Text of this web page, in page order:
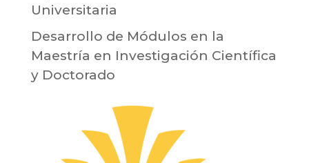
Universitaria
Desarrollo de Módulos en la
Maestría en Investigación Científica
y Doctorado